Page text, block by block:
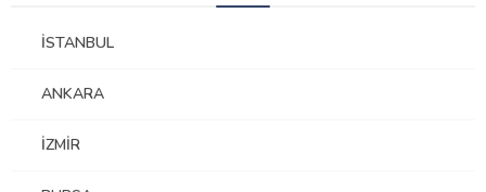
İSTANBUL
ANKARA
İZMIR